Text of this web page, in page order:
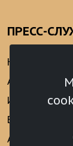
ПРЕСС-
Новости
Анонсы
Интервью